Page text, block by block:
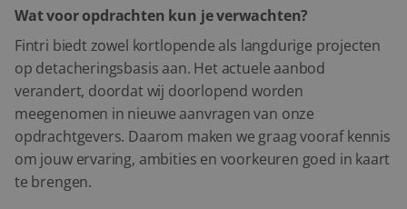
Wat voor opdrachten kun je verwachten?
Fintri biedt zowel kortlopende als langdurige projecten
op detacheringsbasis aan. Het actuele aanbod
verandert, doordat wij doorlopend worden
meegenomen in nieuwe aanvragen van onze
opdrachtgevers. Daarom maken we graag vooraf kennis
om jouw ervaring, ambities en voorkeuren goed in kaart
te brengen.